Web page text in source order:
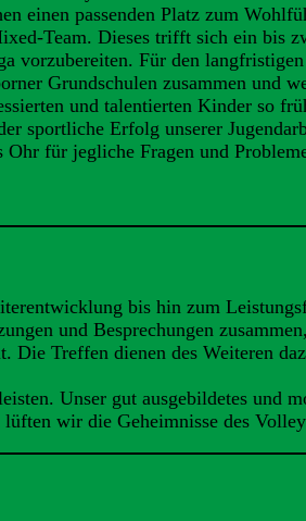
einen passenden Platz zum
Team. Dieses trifft sich ein
vorzubereiten. Für den
Grundschulen zusammen und
und talentierten Kinder so
sportliche Erfolg unserer
für jegliche Fragen und
bis hin zum
und Besprechungen
Treffen dienen des Weiteren
Unser gut ausgebildetes
wir die Geheimnisse des